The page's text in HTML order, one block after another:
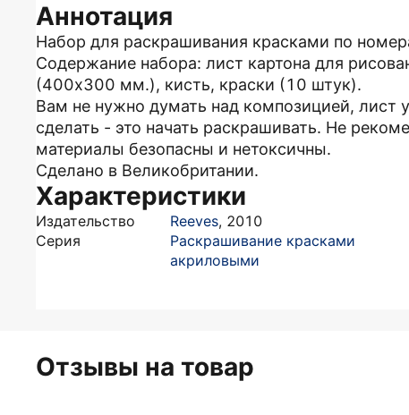
Аннотация
Набор для раскрашивания красками по
Содержание набора: лист картона для
(400x300 мм.), кисть, краски (10 штук).
Вам не нужно думать над композицией, лист
сделать - это начать раскрашивать. Не
материалы безопасны и нетоксичны.
Сделано в Великобритании.
Характеристики
Издательство Reeves, 2010
Серия
Раскрашивание красками
акриловыми
Отзывы на товар